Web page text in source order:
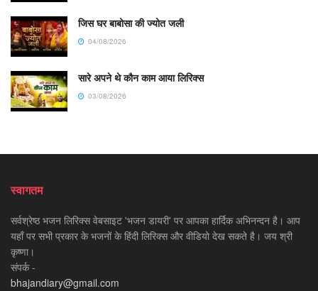
जिस घर बाबोसा की ज्योत जली
04/08/2026
सारे अपने थे कौन काम आया लिरिक्स
03/08/2026
स्वागतम
सर्वश्रेष्ठ भजन लिरिक्स वेबसाइट 'भजन डायरी' पर आपका हार्दिक अभिनन्दन है। आप
यहाँ पर सभी प्रकार के भजनों के हिंदी लिरिक्स और वीडियो देख सकते है। जय श्री
कृष्णा।
संपर्क -
bhajandiary@gmail.com